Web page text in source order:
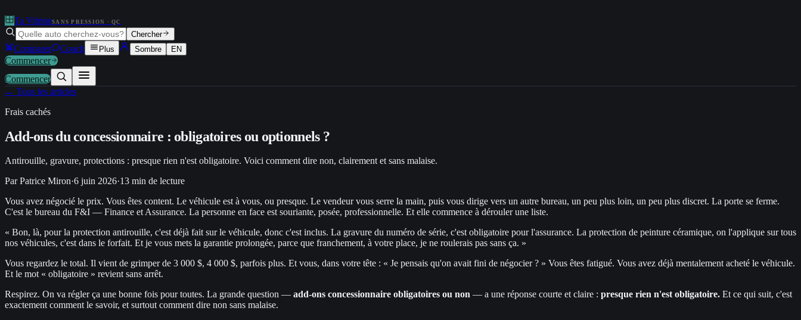
Ta VitrineSANS PRESSION · QC
Chercher
Comparer Coach Plus Sombre EN
Commencer
Commencer
← Tous les articles
Frais cachés
Add-ons du concessionnaire : obligatoires ou optionnels ?
Antirouille, gravure, protections : presque rien n'est obligatoire. Voici comment dire non, clairement et sans malaise.
ParPatrice Miron·6 juin 2026·13 min de lecture
Vous avez négocié le prix. Vous êtes content. Le véhicule est à vous, ou presque. Le vendeur vous serre la main, puis vous dirige vers un autre bureau, un peu plus loin, un peu plus discret. La porte se ferme.
C'est le bureau du F&I — Finance et Assurance. La personne en face est souriante, posée, professionnelle. Et elle commence à dérouler une liste.
« Bon, là, pour la protection antirouille, c'est déjà fait sur le véhicule, donc c'est inclus. La gravure du numéro de série, c'est obligatoire pour l'assurance. La protection de peinture céramique, on l'applique sur tous
nos véhicules, c'est dans le forfait. Et je vous mets la garantie prolongée, parce que franchement, à votre place, je ne roulerais pas sans ça. »
Vous regardez le total. Il vient de grimper de 3 000 $, 4 000 $, parfois plus. Et vous, dans votre tête : « Je pensais qu'on avait fini de négocier ? » Vous êtes fatigué. Vous avez déjà mentalement acheté le véhicule.
Et le mot « obligatoire » revient sans arrêt.
Respirez. On va régler ça une bonne fois pour toutes. La grande question — add-ons concessionnaire obligatoires ou non — a une réponse courte et claire : presque rien n'est obligatoire. Et ce qui suit, c'est
exactement comment le savoir, et surtout comment dire non sans malaise.